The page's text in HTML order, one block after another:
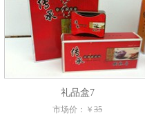
礼品盒7
市场价：￥ 35